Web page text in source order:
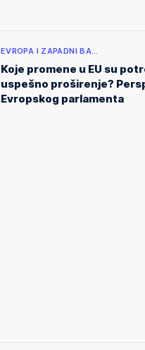
EVROPA I ZAPADNI BA…
Koje promene u EU su
uspešno proširenje?
Evropskog parlamenta